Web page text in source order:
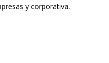
y corporativa.